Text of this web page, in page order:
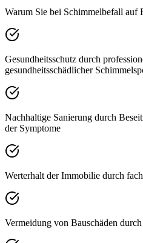
Warum Sie bei Schimmelbefall auf
Gesundheitsschutz durch
gesundheitsschädlicher
Nachhaltige Sanierung durch
der Symptome
Werterhalt der Immobilie durch
Vermeidung von Bauschäden